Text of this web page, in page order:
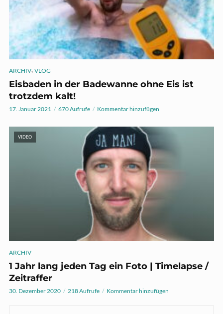
ARCHIV, VLOG
Eisbaden in der Badewanne ohne Eis ist
trotzdem kalt!
17. Januar 2021 670 Aufrufe Kommentar hinzufügen
VIDEO
ARCHIV
1 Jahr lang jeden Tag ein Foto | Timelapse /
Zeitraffer
30. Dezember 2020 218 Aufrufe Kommentar hinzufügen